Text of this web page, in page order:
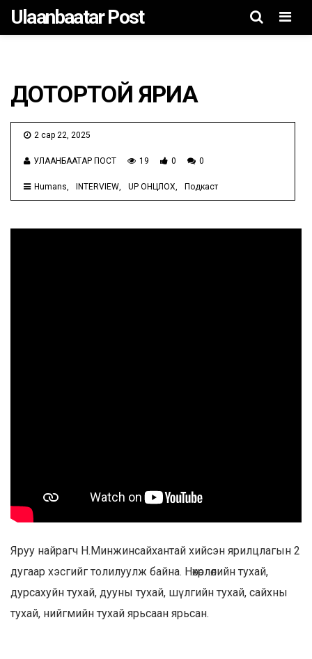
Menu
Ulaanbaatar Post
ДОТОРТОЙ ЯРИА
2 сар 22, 2025
УЛААНБААТАР ПОСТ 19 0 0
Humans INTERVIEW UP ОНЦЛОХ Подкаст
Яруу найрагч Н.Минжинсайхантай хийсэн ярилцлагын 2
дугаар хэсгийг толилуулж байна. Нөхөрлөлийн тухай,
дурсахуйн тухай, дууны тухай, шүлгийн тухай, сайхны
тухай, нийгмийн тухай ярьсаан ярьсан.